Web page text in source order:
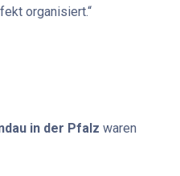
organisiert.“
in der Pfalz waren